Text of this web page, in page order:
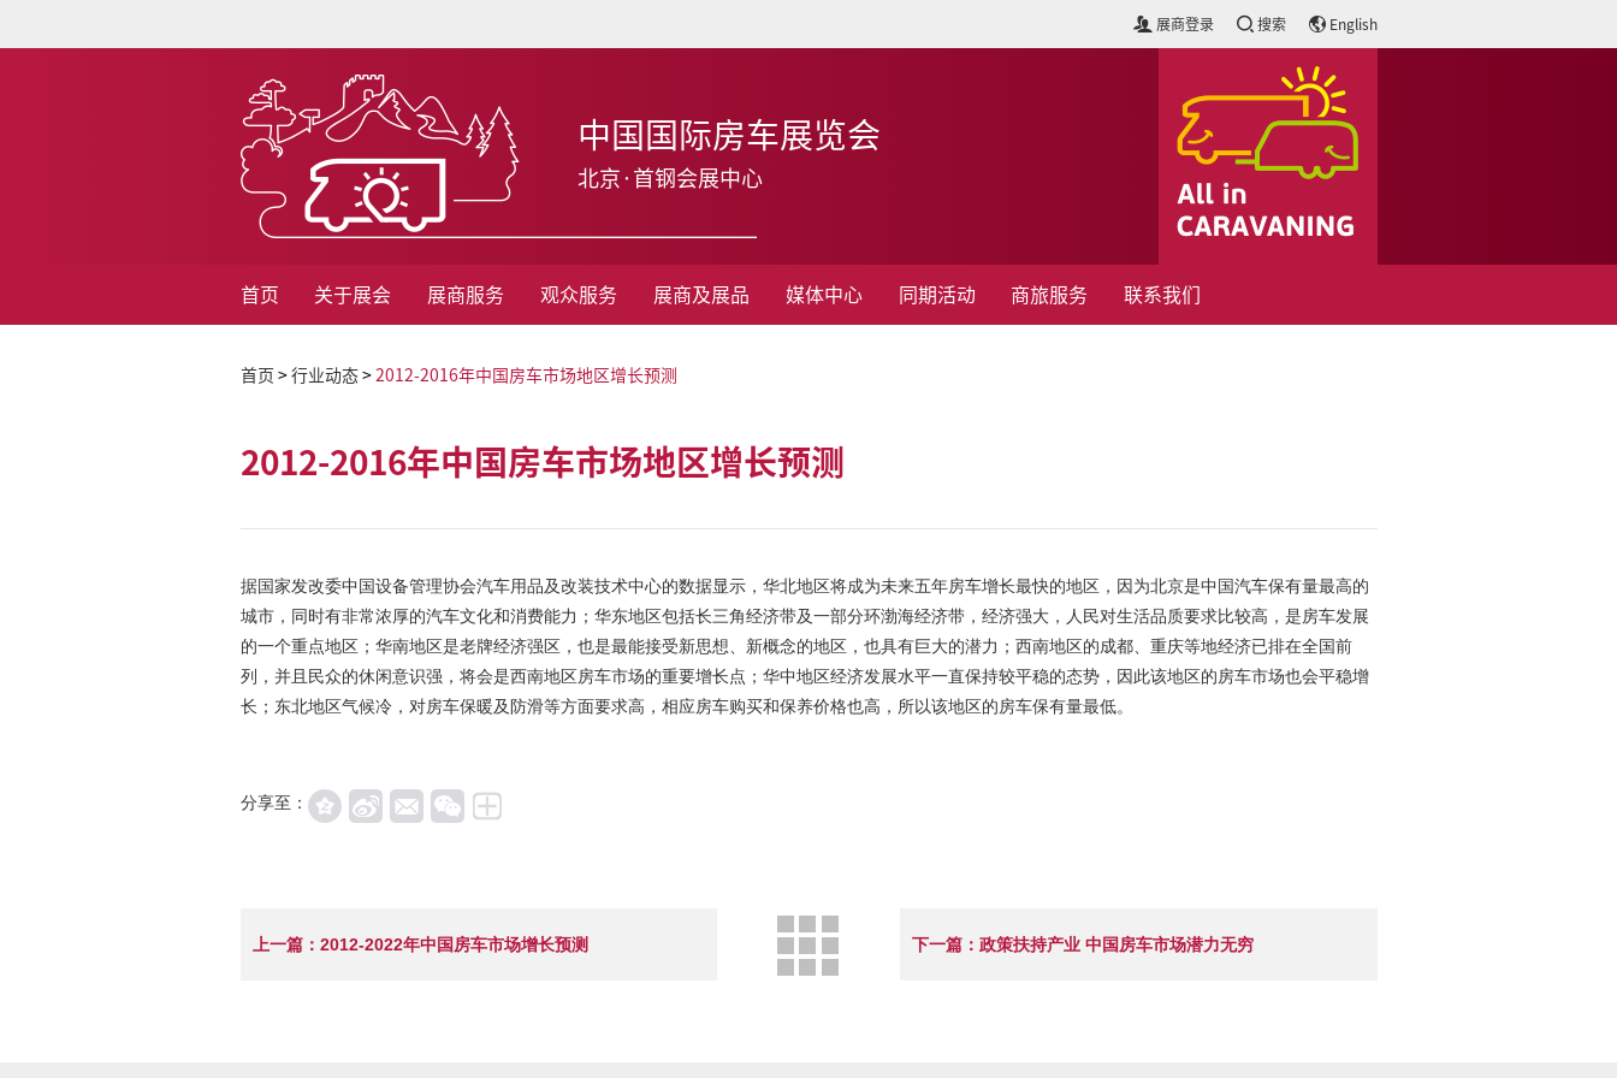
展商登录 搜索 English
中国国际房车展览会
北京·首钢会展中心
首页 关于展会 展商服务 观众服务 展商及展品 媒体中心 同期活动 商旅服务 联系我们
首页 > 行业动态> 2012-2016年中国房车市场地区增长预测
2012-2016年中国房车市场地区增长预测
据国家发改委中国设备管理协会汽车用品及改装技术中心的数据显示，华北地区将成为未来五年房车增长最快的地区，因为北京是中国汽车保有量最高的
城市，同时有非常浓厚的汽车文化和消费能力；华东地区包括长三角经济带及一部分环渤海经济带，经济强大，人民对生活品质要求比较高，是房车发展
的一个重点地区；华南地区是老牌经济强区，也是最能接受新思想、新概念的地区，也具有巨大的潜力；西南地区的成都、重庆等地经济已排在全国前
列，并且民众的休闲意识强，将会是西南地区房车市场的重要增长点；华中地区经济发展水平一直保持较平稳的态势，因此该地区的房车市场也会平稳增
长；东北地区气候冷，对房车保暖及防滑等方面要求高，相应房车购买和保养价格也高，所以该地区的房车保有量最低。
分享至：
上一篇：2012-2022年中国房车市场增长预测 下一篇：政策扶持产业 中国房车市场潜力无穷